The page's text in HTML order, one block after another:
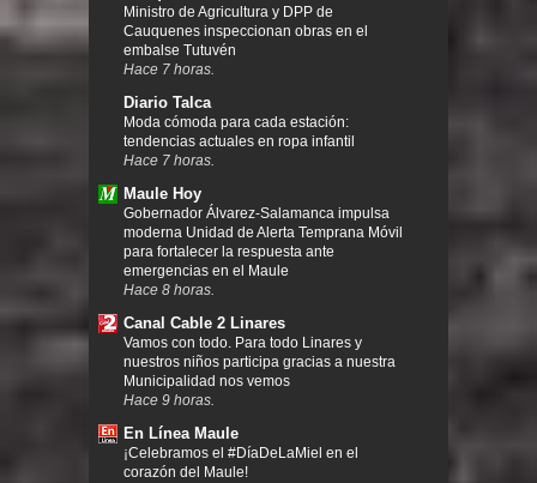
Ministro de Agricultura y DPP de
Cauquenes inspeccionan obras en el
embalse Tutuvén
Hace 7 horas.
Diario Talca
Moda cómoda para cada estación:
tendencias actuales en ropa infantil
Hace 7 horas.
Maule Hoy
Gobernador Álvarez-Salamanca impulsa
moderna Unidad de Alerta Temprana Móvil
para fortalecer la respuesta ante
emergencias en el Maule
Hace 8 horas.
Canal Cable 2 Linares
Vamos con todo. Para todo Linares y
nuestros niños participa gracias a nuestra
Municipalidad nos vemos
Hace 9 horas.
En Línea Maule
¡Celebramos el #DíaDeLaMiel en el
corazón del Maule!